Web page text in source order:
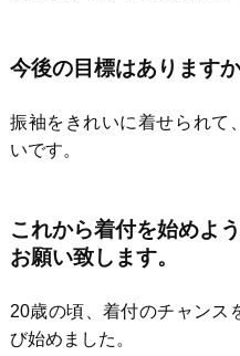
今後の目標はあります
振袖をきれいに着せられて
いです。
これから着付を始めよ
お願い致します。
20歳の頃、着付のチャンス
び始めました。